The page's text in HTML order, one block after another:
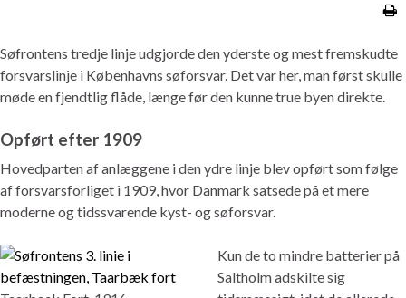
Søfrontens tredje linje udgjorde den yderste og mest fremskudte
forsvarslinje i Københavns søforsvar. Det var her, man først skulle
møde en fjendtlig flåde, længe før den kunne true byen direkte.
Opført efter 1909
Hovedparten af anlæggene i den ydre linje blev opført som følge
af forsvarsforliget i 1909, hvor Danmark satsede på et mere
moderne og tidssvarende kyst- og søforsvar.
Kun de to mindre batterier på
Saltholm adskilte sig